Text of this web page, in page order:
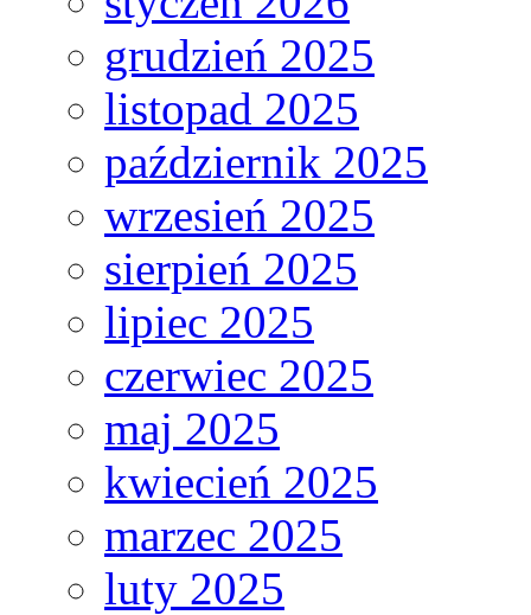
grudzień 2025
listopad 2025
październik 2025
wrzesień 2025
sierpień 2025
lipiec 2025
czerwiec 2025
maj 2025
kwiecień 2025
marzec 2025
luty 2025